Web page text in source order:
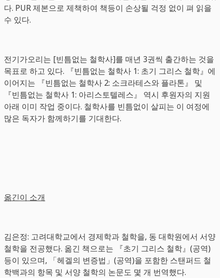
다. PUR 제본으로 제책하여 책등이 손상될 걱정 없이 펴 읽을
수 있다.
전기가오리는 [빈틈없는 철학사]를 매년 3권씩 출간하는 것을
목표로 하고 있다. 『빈틈없는 철학사 1: 초기 그리스 철학』에
이어지는 『빈틈없는 철학사 2: 소크라테스와 플라톤』 및
『빈틈없는 철학사 1: 아리스토텔레스』 역시 후원자의 지원
아래 이미 작업 중이다. 철학사를 빈틈없이 살피는 이 여정에
많은 독자가 함께하기를 기대한다.
옮긴이 소개
김은정: 고려대학교에서 경제학과 철학을, 동 대학원에서 서양
철학을 전공했다. 옮긴 책으로는 『초기 그리스 철학』(공역)
등이 있으며, 「헤겔의 변증법」(공역)을 포함한 스탠퍼드 철
학백과의 항목 및 서양 철학의 논문도 몇 개 번역했다.